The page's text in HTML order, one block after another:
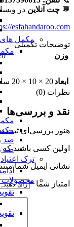
مکمل های
ضد
ضد
ترک اعتیاد
💬 چت آنلاین در
esfahandaroo.com
توضیحات تکمیلی
وزن
20
ابعاد20 × 10 × 20 سانتیمتر
نظرات (0)
نقد و بررسی‌ها
هنوز بررسی‌ای ثبت
اولین کسی باشید که
نشانی ایمیل شما
امتیاز شما*